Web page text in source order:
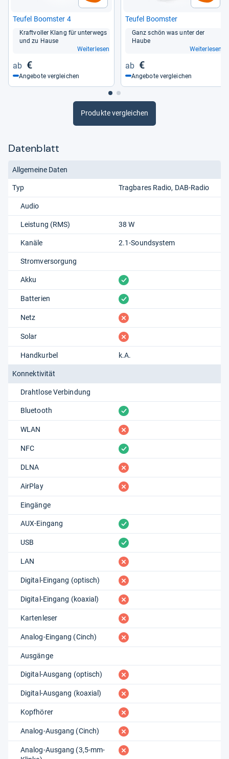
Teu­fel Booms­ter 4
Kraft­vol­ler Klang für unter­wegs
und zu Hause
Weiterlesen
€
Angebote vergleichen
Teu­fel Booms­ter
Ganz schön was unter der
Haube
Weiterlesen
€
Angebote vergleichen
Produkte vergleichen
Datenblatt
Allgemeine Daten
Typ Tragbares Radio DAB-Radio
Audio
Leistung (RMS) 38 W
Kanäle 2.1-Soundsystem
Stromversorgung
Akku vorhanden
Batterien vorhanden
Netz fehlt
Solar fehlt
Handkurbel k.A.
Konnektivität
Drahtlose Verbindung
Bluetooth vorhanden
WLAN fehlt
NFC vorhanden
DLNA fehlt
AirPlay fehlt
Eingänge
AUX-Eingang vorhanden
USB vorhanden
LAN fehlt
Digital-Eingang (optisch) fehlt
Digital-Eingang (koaxial) fehlt
Kartenleser fehlt
Analog-Eingang (Cinch) fehlt
Ausgänge
Digital-Ausgang (optisch) fehlt
Digital-Ausgang (koaxial) fehlt
Kopfhörer fehlt
Analog-Ausgang (Cinch) fehlt
Analog-Ausgang (3,5-mm-
fehlt